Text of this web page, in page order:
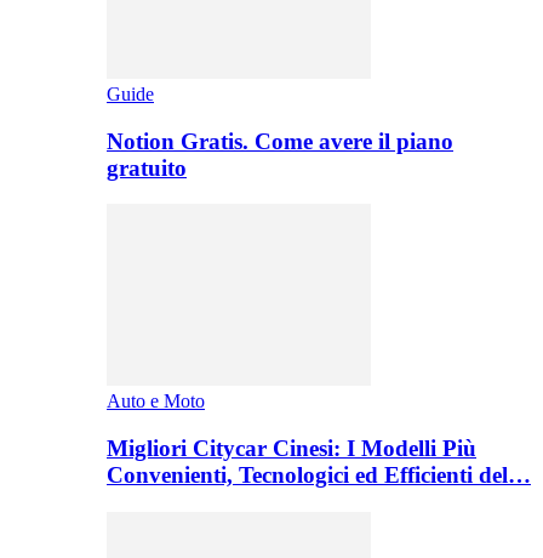
Guide
Notion Gratis. Come avere il piano
gratuito
Auto e Moto
Migliori Citycar Cinesi: I Modelli Più
Convenienti, Tecnologici ed Efficienti del…